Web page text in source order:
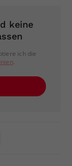
keine
ich die
.